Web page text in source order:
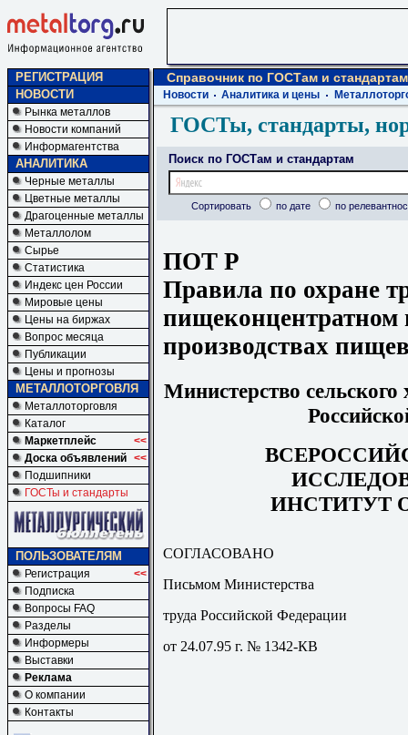
РЕГИСТРАЦИЯ
НОВОСТИ
Рынка металлов
Новости компаний
Информагентства
АНАЛИТИКА
Черные металлы
Цветные металлы
Драгоценные металлы
Металлолом
Сырье
Статистика
Индекс цен России
Мировые цены
Цены на биржах
Вопрос месяца
Публикации
Цены и прогнозы
МЕТАЛЛОТОРГОВЛЯ
Металлоторговля
Каталог
Маркетплейс
<<
Доска объявлений <<
Подшипники
ГОСТы и стандарты
ПОЛЬЗОВАТЕЛЯМ
Регистрация
<<
Подписка
Вопросы FAQ
Разделы
Информеры
Выставки
Реклама
О компании
Контакты
Справочник по ГОСТам и стандартам
Новости Аналитика и цены
ГОСТы, стандарты,
Поиск по ГОСТам и стандартам
Сортировать по дате по
ПОТ Р
Правила по охране
производствах
Министерство сельского
ИНСТИТУТ
СОГЛАСОВАНО
Письмом Министерства
труда Российской Федерации
от 24.07.95 г. № 1342-КВ